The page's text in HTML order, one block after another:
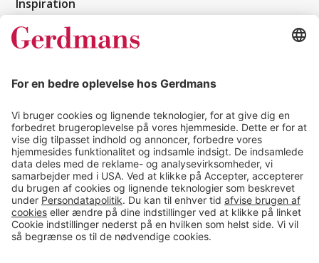
Inspiration
Kundereferencer
Tips & guides
Kontakt
salg@gerdmans.dk
49 18 07 07
Salgsafdeling åbningstider
08.00-16.00